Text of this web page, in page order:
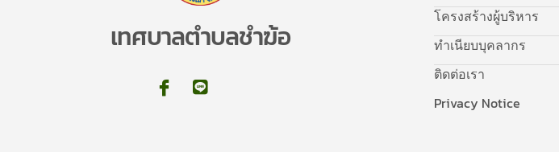
เทศบาลตำบลชำฆ้อ
โครงสร้างผู้บริหาร
ทำเนียบบุคลากร
ติดต่อเรา
Privacy Notice